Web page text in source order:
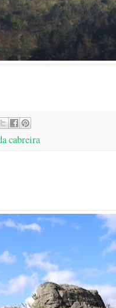
cabreira